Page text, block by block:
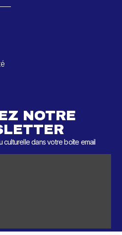
NOTRE
culturelle dans votre boîte email